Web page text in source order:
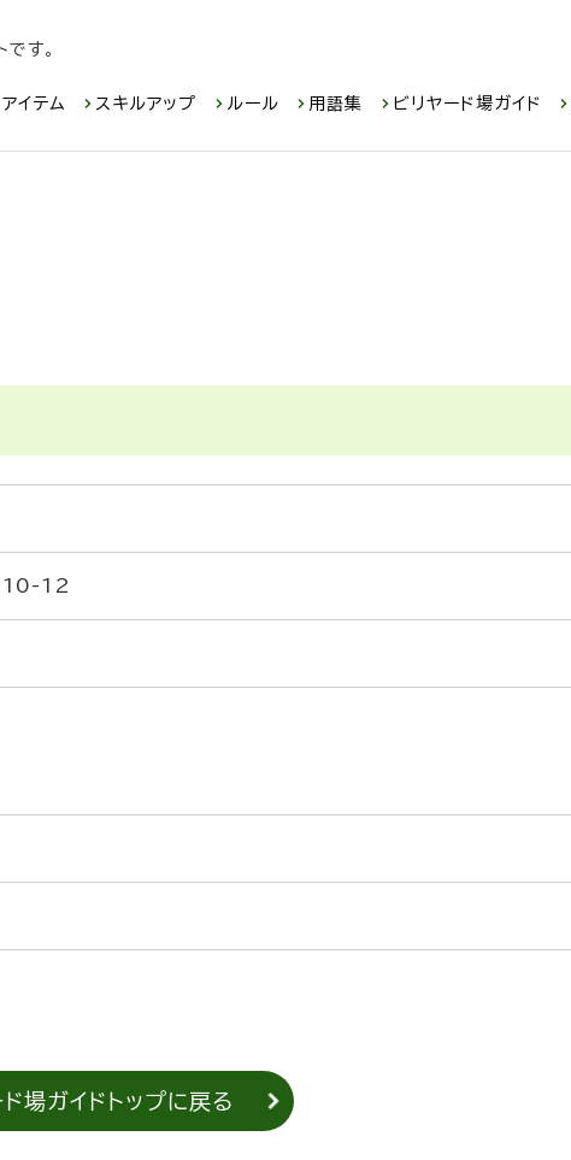
す。
イテム スキルアップ ルール 用語集 ビリヤード場ガイド
10-12
場ガイドトップに戻る